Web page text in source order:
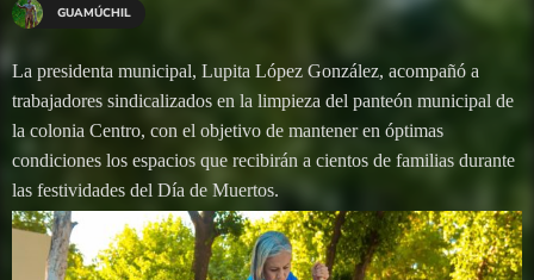
GUAMÚCHIL
La presidenta municipal, Lupita López González, acompañó a
trabajadores sindicalizados en la limpieza del panteón municipal de
la colonia Centro, con el objetivo de mantener en óptimas
condiciones los espacios que recibirán a cientos de familias durante
las festividades del Día de Muertos.